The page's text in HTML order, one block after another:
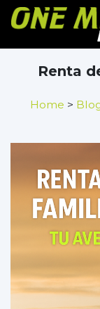
Renta
Home >